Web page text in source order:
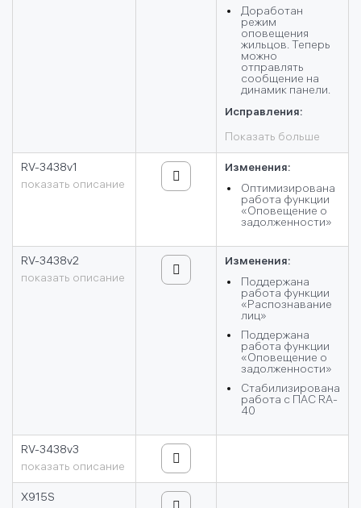
Доработан
режим
оповещения
жильцов. Теперь
можно
отправлять
сообщение на
динамик панели.
Исправления:
Показать больше
RV-3438v1
показать описание
Изменения:
Оптимизирована
работа функции
«Оповещение о
задолженности»
RV-3438v2
показать описание
Изменения:
Поддержана
работа функции
«Распознавание
лиц»
Поддержана
работа функции
«Оповещение о
задолженности»
Стабилизирована
работа с ПАС RA-
40
RV-3438v3
показать описание
X915S